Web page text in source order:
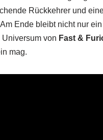
Rückkehrer und
Ende bleibt nicht nur
Universum von Fast &
mag.